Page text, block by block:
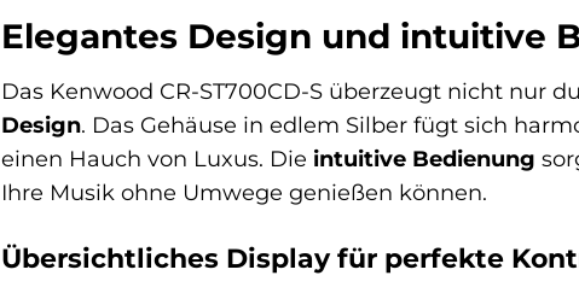
Elegantes Design und intuitive
Das Kenwood CR-ST700CD-S überzeugt nicht nur
Design. Das Gehäuse in edlem Silber fügt sich
einen Hauch von Luxus. Die intuitive Bedienung
Ihre Musik ohne Umwege genießen können.
Übersichtliches Display für perfekte